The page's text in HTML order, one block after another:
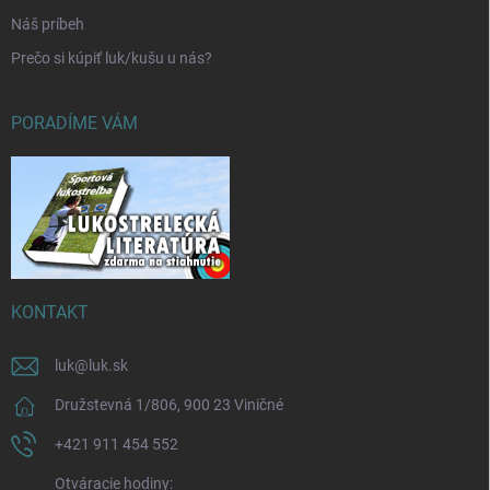
Náš príbeh
Prečo si kúpiť luk/kušu u nás?
PORADÍME VÁM
KONTAKT
luk@ luk.sk
Družstevná 1/806, 900 23 Viničné
+421 911 454 552
Otváracie hodiny: